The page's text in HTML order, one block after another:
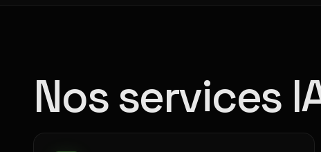
Nos services